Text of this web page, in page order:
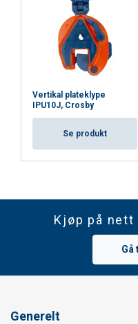
Vertikal plateklype
IPU10J, Crosby
Se produkt
Kjøp på nett
Gå
Generelt